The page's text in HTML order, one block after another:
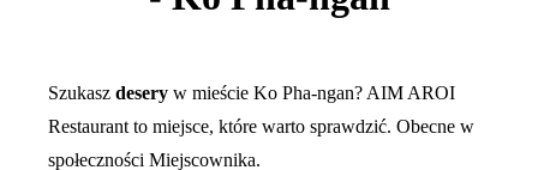
Szukasz desery w mieście Ko Pha-ngan? AIM AROI
Restaurant to miejsce, które warto sprawdzić. Obecne w
społeczności Miejscownika.